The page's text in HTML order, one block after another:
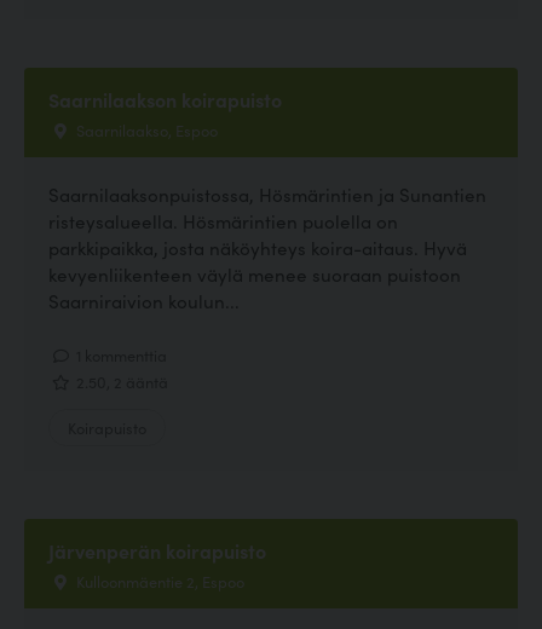
Saarnilaakson koirapuisto
Saarnilaakso, Espoo
Saarnilaaksonpuistossa, Hösmärintien ja Sunantien
risteysalueella. Hösmärintien puolella on
parkkipaikka, josta näköyhteys koira-aitaus. Hyvä
kevyenliikenteen väylä menee suoraan puistoon
Saarniraivion koulun...
Järvenperän koirapuisto
Kulloonmäentie 2, Espoo